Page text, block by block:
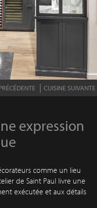
CUISINE SUIVANTE
expression
comme un lieu
de Saint Paul livre une
exécutée et aux détails